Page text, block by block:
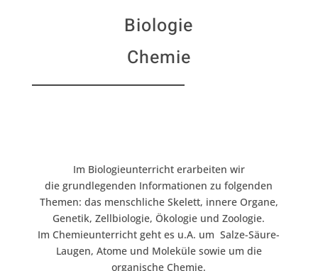
Biologie
Chemie
Im Biologieunterricht erarbeiten wir
die grundlegenden Informationen zu folgenden
Themen: das menschliche Skelett, innere Organe,
Genetik, Zellbiologie, Ökologie und Zoologie.
Im Chemieunterricht geht es u.A. umSalze-Säure-
Laugen, Atome und Moleküle sowie um die
organische Chemie.